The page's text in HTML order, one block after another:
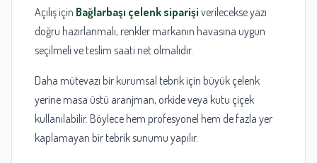
Açılış için Bağlarbaşı çelenk siparişi verilecekse yazı
doğru hazırlanmalı, renkler markanın havasına uygun
seçilmeli ve teslim saati net olmalıdır.
Daha mütevazı bir kurumsal tebrik için büyük çelenk
yerine masa üstü aranjman, orkide veya kutu çiçek
kullanılabilir. Böylece hem profesyonel hem de fazla yer
kaplamayan bir tebrik sunumu yapılır.